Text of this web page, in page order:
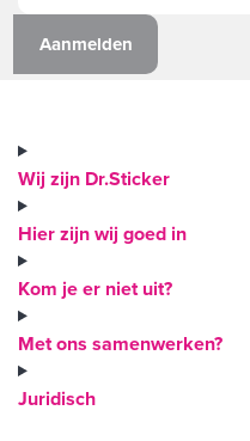
Wij zijn Dr.Sticker
Hier zijn wij goed in
Kom je er niet uit?
Met ons samenwerken?
Juridisch